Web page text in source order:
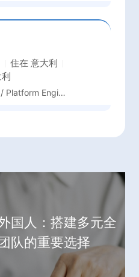
住在 意大利
Backend / Platform Engineer
国人：搭建多元全
队的重要选择